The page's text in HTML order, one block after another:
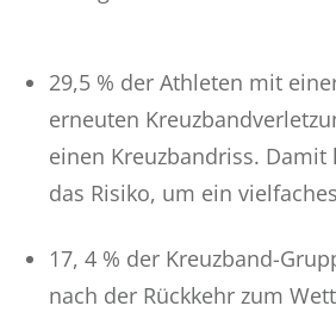
29,5 % der Athleten mit
erneuten
einen Kreuzbandriss.
das Risiko, um ein
17, 4 % der Kreuzband-
nach der Rückkehr zum